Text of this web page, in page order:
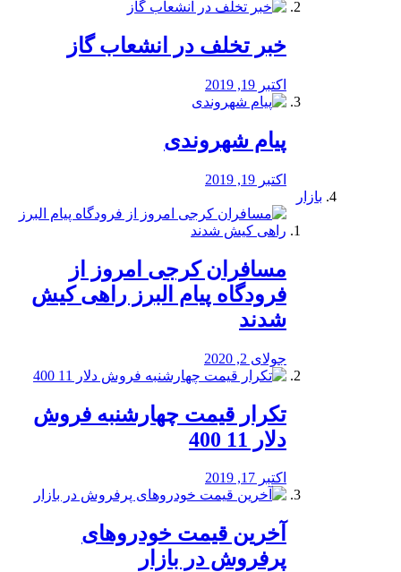
خبر تخلف در انشعاب گاز
اکتبر 19, 2019
پیام شهروندی
اکتبر 19, 2019
بازار
مسافران کرجی امروز از
فرودگاه پیام البرز راهی کیش
شدند
جولای 2, 2020
تکرار قیمت چهارشنبه فروش
دلار 11 400
اکتبر 17, 2019
آخرین قیمت خودرو‌های
پرفروش در بازار